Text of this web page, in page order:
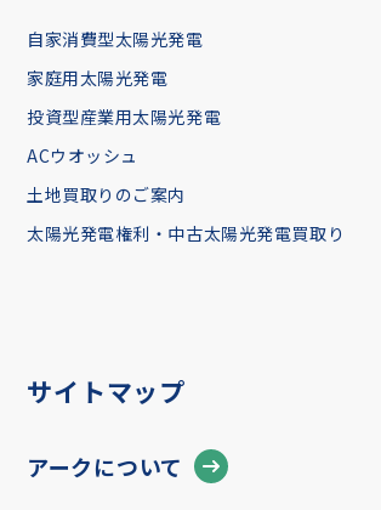
自家消費型太陽光発電
家庭用太陽光発電
投資型産業用太陽光発電
ACウオッシュ
土地買取りのご案内
太陽光発電権利・中古太陽光発電買取り
サイトマップ
アークについて